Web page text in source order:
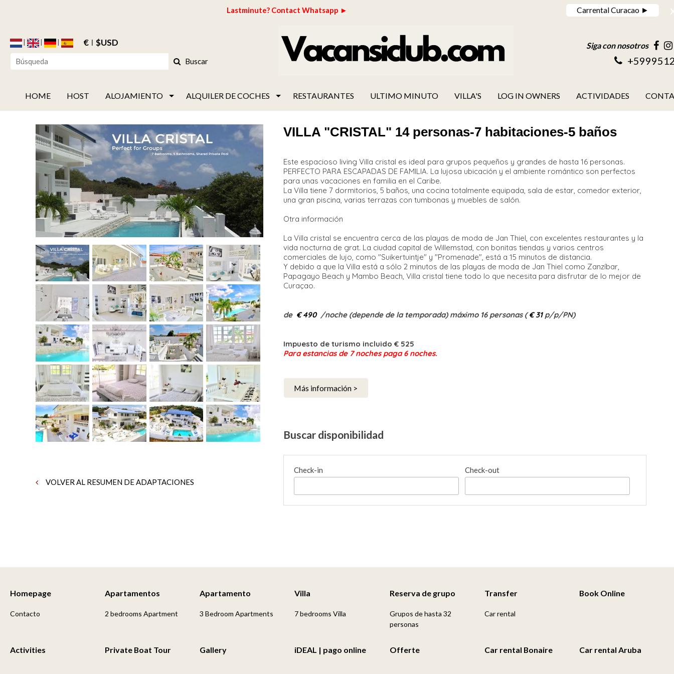
Lastminute? Contact Whatsapp ► Carrental Curacao ►
€ $USD
Buscar
Siga con nosotros
HOME HOST ALOJAMIENTO ALQUILER DE COCHES RESTAURANTES ULTIMO MINUTO VILLA'S LOG IN OWNERS ACTIVIDADES
VOLVER AL RESUMEN DE ADAPTACIONES
VILLA "CRISTAL" 14 personas-7 habitaciones-5 baños
Este espacioso living Villa cristal es ideal para grupos pequeños y grandes de hasta 16 personas.
PERFECTO PARA ESCAPADAS DE FAMILIA. La lujosa ubicación y el ambiente romántico son perfectos
para unas vacaciones en familia en el Caribe.
La Villa tiene 7 dormitorios, 5 baños, una cocina totalmente equipada, sala de estar, comedor exterior,
una gran piscina, varias terrazas con tumbonas y muebles de salón.
Otra información
La Villa cristal se encuentra cerca de las playas de moda de Jan Thiel, con excelentes restaurantes y la
vida nocturna de grat. La ciudad capital de Willemstad, con bonitas tiendas y varios centros
comerciales de lujo, como "Suikertuintje" y "Promenade", está a 15 minutos de distancia.
Y debido a que la Villa está a sólo 2 minutos de las playas de moda de Jan Thiel como Zanzíbar,
Papagayo Beach y Mambo Beach, Villa cristal tiene todo lo que necesita para disfrutar de lo mejor de
Curaçao.
de € 490 /noche (depende de la temporada) máximo 16 personas (€ 31p/p/PN)
Impuesto de turismo incluido € 525
Para estancias de 7 noches paga 6 noches.​
Más información >
Buscar disponibilidad
Check-in Check-out
Homepage
Contacto
Apartamentos
2 bedrooms Apartment
Apartamento
3 Bedroom Apartments
Villa
7 bedrooms Villa
Reserva de grupo
Grupos de hasta 32
personas
Transfer
Car rental
Book Online
Activities Private Boat Tour Gallery iDEAL | pago online Offerte Car rental Bonaire Car rental Aruba